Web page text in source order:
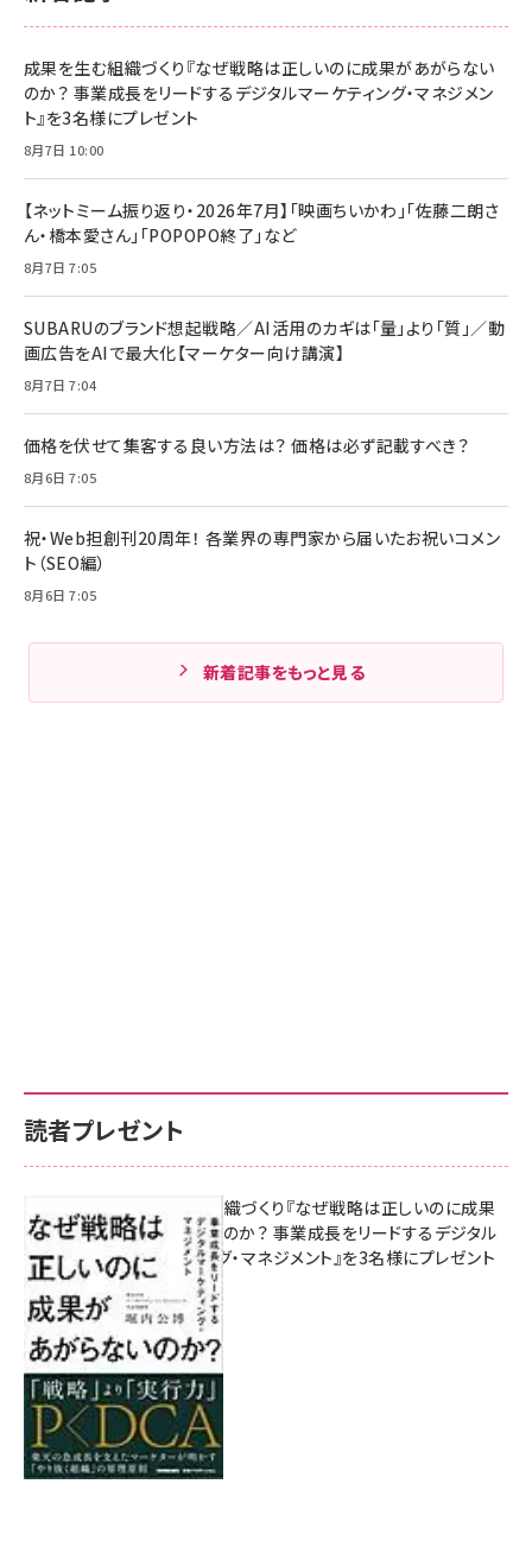
成果を生む組織づくり『なぜ戦略は正しいのに成果があがらない
のか？ 事業成長をリードするデジタルマーケティング・マネジメン
ト』を3名様にプレゼント
8月7日 10:00
【ネットミーム振り返り・2026年7月】「映画ちいかわ」「佐藤二朗さ
ん・橋本愛さん」「POPOPO終了」など
8月7日 7:05
SUBARUのブランド想起戦略／AI活用のカギは「量」より「質」／動
画広告をAIで最大化【マーケター向け講演】
8月7日 7:04
価格を伏せて集客する良い方法は？ 価格は必ず記載すべき？
8月6日 7:05
祝・Web担創刊20周年！ 各業界の専門家から届いたお祝いコメン
ト（SEO編）
8月6日 7:05
新着記事をもっと見る
読者プレゼント
成果を生む組織づくり『なぜ戦略は正しいのに成果
があがらないのか？ 事業成長をリードするデジタル
マーケティング・マネジメント』を3名様にプレゼント
8月7日 10:00